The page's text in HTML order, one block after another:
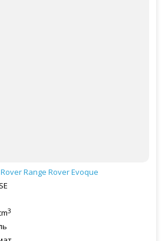
Range Rover Evoque
3